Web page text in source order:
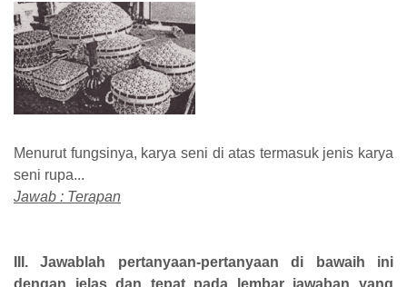
Menurut fungsinya, karya seni di atas termasuk jenis karya
seni rupa...
Jawab : Terapan
III. Jawablah pertanyaan-pertanyaan di bawaih ini
dengan jelas dan tepat pada lembar jawaban yang